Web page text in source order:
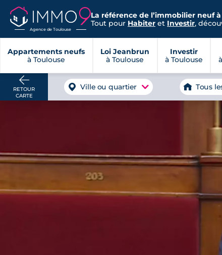
Agence de Toulouse
La référence de l’immobilier neuf
Tout pour Habiter et Investir,
Appartements neufs
à Toulouse
Loi Jeanbrun
à Toulouse
Investir
à Toulouse
RETOUR
CARTE
Ville ou quartier Tous